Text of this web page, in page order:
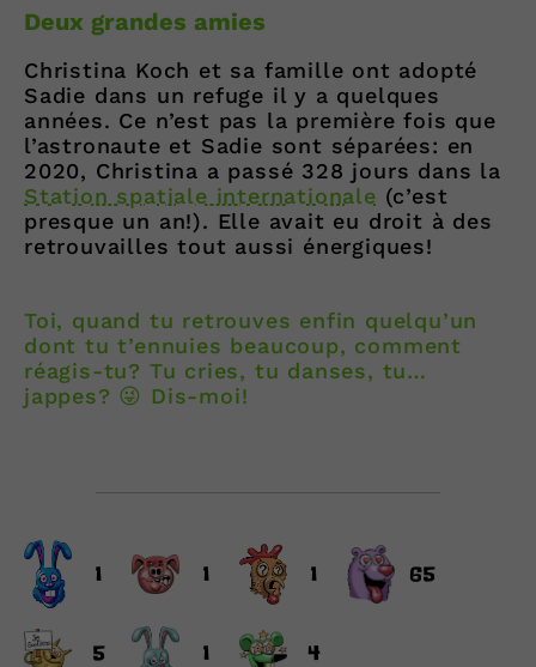
Deux grandes amies
Christina Koch et sa famille ont adopté
Sadie dans un refuge il y a quelques
années. Ce n’est pas la première fois que
l’astronaute et Sadie sont séparées: en
2020, Christina a passé 328 jours dans la
Station spatiale internationale (c’est
presque un an!). Elle avait eu droit à des
retrouvailles tout aussi énergiques!
Toi, quand tu retrouves enfin quelqu’un
dont tu t’ennuies beaucoup, comment
réagis-tu? Tu cries, tu danses, tu…
jappes? 😜 Dis-moi!
1 1 1 65
5 1 4